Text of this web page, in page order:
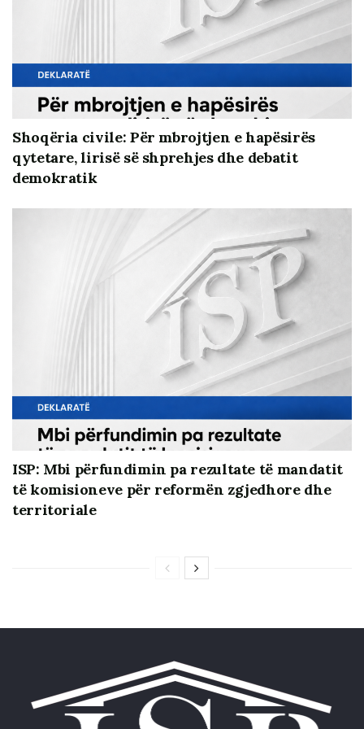
paper i përgatitur nga eksperti Altin Gjeta.
Aktiviteti ishte në kuadër të projektit “Përmirësimi i
Debatit mbi Politikat dhe Llogaridhënien në
përmbushje të kritereve të Grupit të Parë të Kapitujve
Negociues”,Cluster One Eu Negotiations Platform –
, i mbështetur nga Ambasada e Mbretërisë së
Vendeve të Ulta në Tiranë, projekt që po realizohet nga
CSDG – Qendra për Studimin e Demokracisë dhe
QeverisjesKomiteti Shqiptar i Helsinkit
i Studimeve Politike / Institute for Political Studies.
Policy paper mund te lexohet / shkarkohet ketu:
Video e plote e takimit gjendet ne linkun
https://youtu.be/a3Wiu_egfP8
Shoqëria civile: Për mbrojtjen e hapësirës
qytetare, lirisë së shprehjes dhe debatit
demokratik
ISP: Mbi përfundimin pa rezultate të mandatit
të komisioneve për reformën zgjedhore dhe
territoriale